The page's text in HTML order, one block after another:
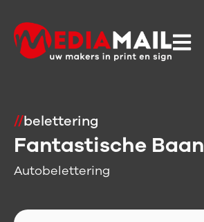
//belettering
Fantastische Baan
Autobelettering